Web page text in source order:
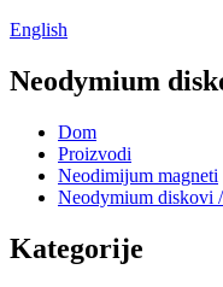
English
Neodymium
Dom
Proizvodi
Neodimijum magneti
Neodymium diskovi
Kategorije